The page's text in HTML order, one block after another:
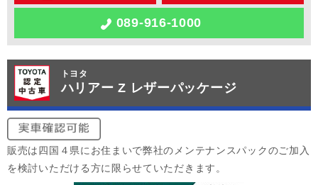
089-916-1000
トヨタ
ハリアー Z レザーパッケージ
販売は四国４県にお住まいで弊社のメンテナンスパックのご加入
を検討いただける方に限らせていただきます。